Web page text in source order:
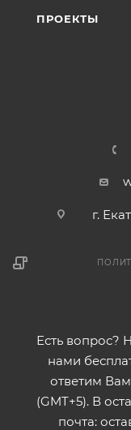
ПРОЕКТЫ
г.
Есть вопрос?
нами
ответим
(GMT+5). В
почта: